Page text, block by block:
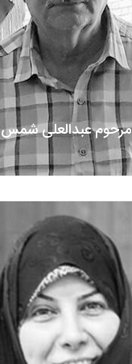
مرحوم عبدالعلی شمس